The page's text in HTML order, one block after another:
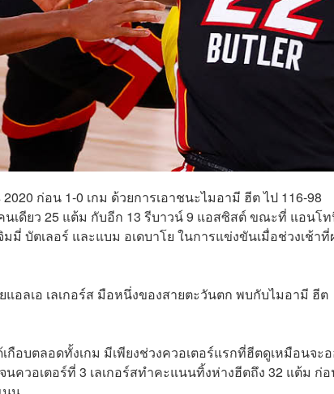
ก่อน 1-0 เกม ด้วยการเอาชนะไมอามี ฮีต ไป 116-98
นเดียว 25 แต้ม กับอีก 13 รีบาวน์ 9 แอสซิสต์ ขณะที่ แอนโท
มี่ บัตเลอร์ และแบม อเดบาโย ในการแข่งขันเมื่อช่วงเช้า
อลเอ เลเกอร์ส มือหนึ่งของสายตะวันตก พบกับไมอามี ฮีต
อบตลอดทั้งเกม มีเพียงช่วงควอเตอร์แรกที่ฮีตดูเหมือนจะ
ควอเตอร์ที่ 3 เลเกอร์สทำคะแนนทิ้งห่างฮีตถึง 32 แต้ม ก่